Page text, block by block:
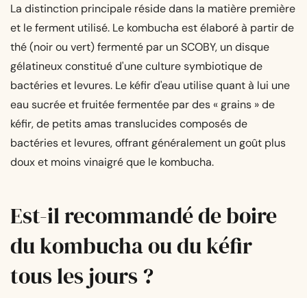
La distinction principale réside dans la matière première
et le ferment utilisé. Le kombucha est élaboré à partir de
thé (noir ou vert) fermenté par un SCOBY, un disque
gélatineux constitué d'une culture symbiotique de
bactéries et levures. Le kéfir d'eau utilise quant à lui une
eau sucrée et fruitée fermentée par des « grains » de
kéfir, de petits amas translucides composés de
bactéries et levures, offrant généralement un goût plus
doux et moins vinaigré que le kombucha.
Est-il recommandé de boire
du kombucha ou du kéfir
tous les jours ?